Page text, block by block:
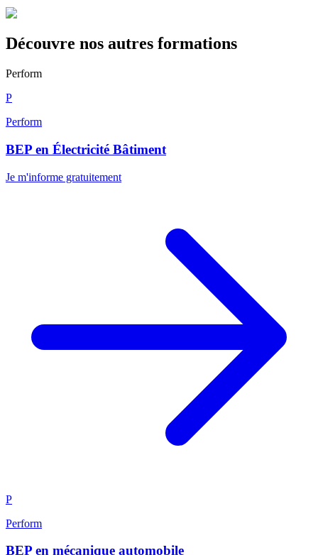
Découvre nos autres formations
Perform
P
Perform
BEP en Électricité Bâtiment
Je m'informe gratuitement
P
Perform
BEP en mécanique automobile